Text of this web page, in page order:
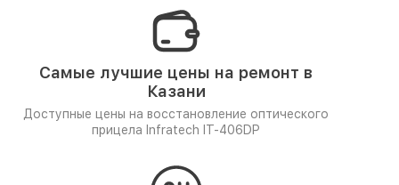
Самые лучшие цены на ремонт в
Казани
Доступные цены на восстановление оптического
прицела Infratech IT-406DP